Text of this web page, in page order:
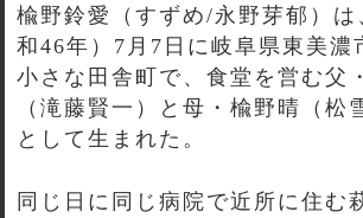
楡野鈴愛（すずめ/永野芽郁）は
和46年）7月7日に岐阜県東美濃
小さな田舎町で、食堂を営む父
（滝藤賢一）と母・楡野晴（松
として生まれた。
同じ日に同じ病院で近所に住む